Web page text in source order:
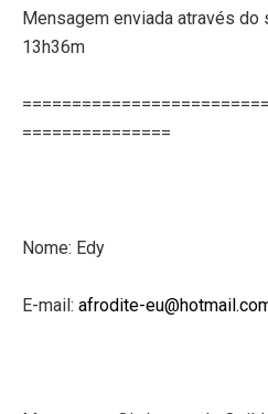
Mensagem enviada através
13h36m
===============
Nome: Edy
E-mail: afrodite-